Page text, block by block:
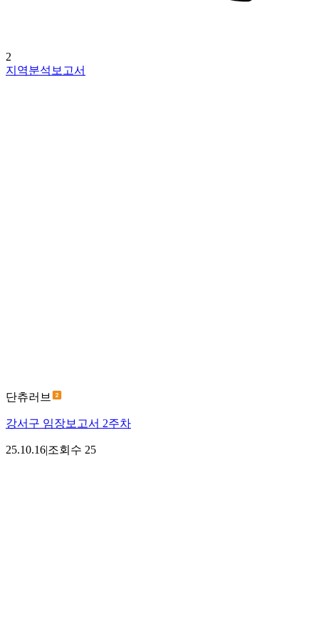
2
지역분석보고서
단츄러브
강서구 임장보고서 2주차
25.10.16|조회수 25